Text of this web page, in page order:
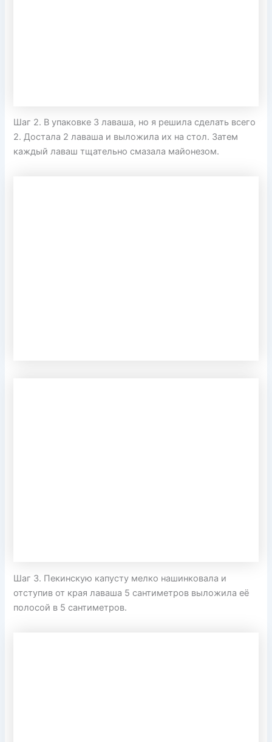
Шаг 2. В упаковке 3 лаваша, но я решила сделать всего
2. Достала 2 лаваша и выложила их на стол. Затем
каждый лаваш тщательно смазала майонезом.
Шаг 3. Пекинскую капусту мелко нашинковала и
отступив от края лаваша 5 сантиметров выложила её
полосой в 5 сантиметров.